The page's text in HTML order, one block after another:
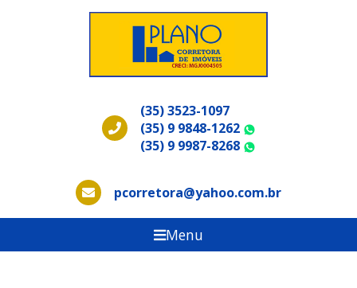
(35) 3523-1097
(35) 9 9848-1262
(35) 9 9987-8268
pcorretora@yahoo.com.br
Menu